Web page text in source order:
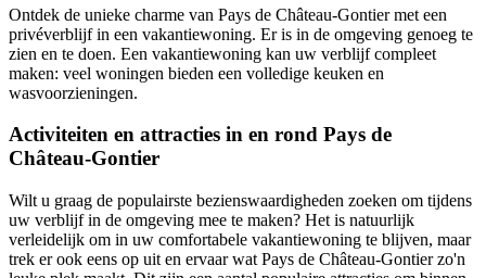
Ontdek de unieke charme van Pays de Château-Gontier met een
privéverblijf in een vakantiewoning. Er is in de omgeving genoeg te
zien en te doen. Een vakantiewoning kan uw verblijf compleet
maken: veel woningen bieden een volledige keuken en
wasvoorzieningen.
Activiteiten en attracties in en rond Pays de
Château-Gontier
Wilt u graag de populairste bezienswaardigheden zoeken om tijdens
uw verblijf in de omgeving mee te maken? Het is natuurlijk
verleidelijk om in uw comfortabele vakantiewoning te blijven, maar
trek er ook eens op uit en ervaar wat Pays de Château-Gontier zo'n